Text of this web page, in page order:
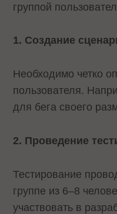
группой
1. Создание
Необходимо четко
пользователя.
для бега своего
2. Проведение
Тестирование
группе из 6–8
участвовать в